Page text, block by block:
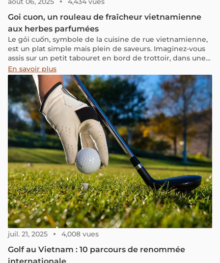
Goi cuon, un rouleau de fraîcheur vietnamienne
aux herbes parfumées
Le gỏi cuốn, symbole de la cuisine de rue vietnamienne,
est un plat simple mais plein de saveurs. Imaginez-vous
assis sur un petit tabouret en bord de trottoir, dans une
ruelle animée, savourant des rouleaux de gỏi cuốn tout
juste préparés. Chaque bouchée apporte une explosion
de fraîcheur et de légèreté. Composé de crevettes, de
porc, de vermicelles de riz et d’herbes aromatiques, le
gỏi cuốn offre une expérience gustative authentique qui
séduit les palais aux quatre coins du monde.
En savoir plus
juil. 21, 2025 4,008 vues
Golf au Vietnam : 10 parcours de renommée